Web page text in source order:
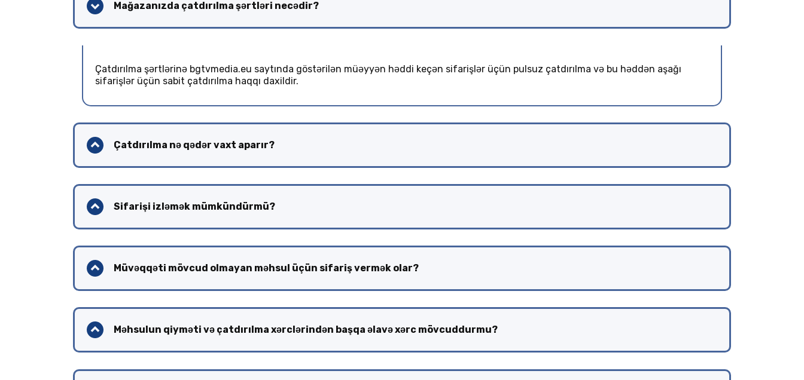
Mağazanızda çatdırılma şərtləri necədir?
Çatdırılma şərtlərinə bgtvmedia.eu saytında göstərilən müəyyən həddi keçən sifarişlər üçün pulsuz çatdırılma və bu həddən aşağı
sifarişlər üçün sabit çatdırılma haqqı daxildir.
Çatdırılma nə qədər vaxt aparır?
Sifarişi izləmək mümkündürmü?
Müvəqqəti mövcud olmayan məhsul üçün sifariş vermək olar?
Məhsulun qiyməti və çatdırılma xərclərindən başqa əlavə xərc mövcuddurmu?